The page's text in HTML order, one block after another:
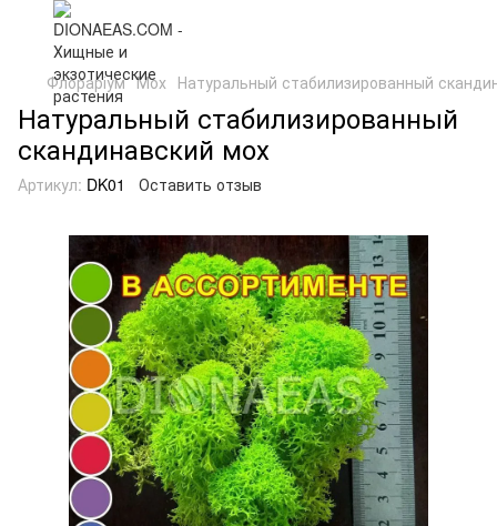
Флораріум Мох Натуральный стабилизированный
Натуральный стабилизированный
скандинавский мох
Артикул: DK01 Оставить отзыв